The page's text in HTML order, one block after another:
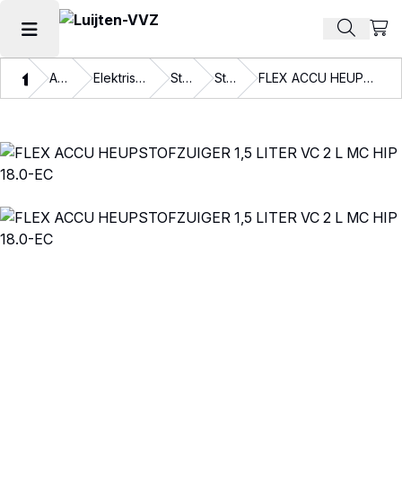
Hoofdmenu openen Zoek
ThuisAssortiment Elektrische gereedschappen Stofzuigers Stofzuigers FLEX ACCU HEUPSTOFZUIGER 1,5 LITER VC 2 L MC HIP 18.0-EC